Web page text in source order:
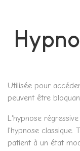
Utilisée pour
peuvent être
L'hypnose
l'hypnose classique.
patient à un état